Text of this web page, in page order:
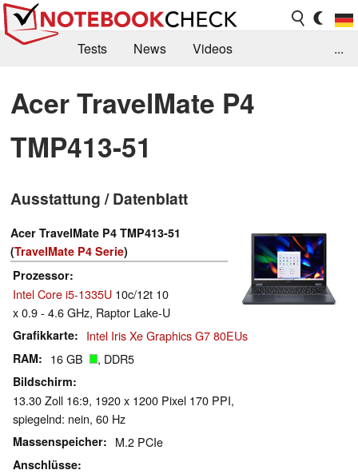
Tests News
Videos
Kaufberatung
Deals Suche
Jobs
Forum
...
Acer TravelMate P4
TMP413-51
Ausstattung / Datenblatt
Acer TravelMate P4 TMP413-51
(TravelMate P4 Serie)
Prozessor
Intel Core i5-1335U 10c/12t 10
x 0.9 - 4.6 GHz, Raptor Lake-U
Grafikkarte Intel Iris Xe Graphics G7 80EUs
RAM 16 GB , DDR5
Bildschirm
13.30 Zoll 16:9, 1920 x 1200 Pixel 170 PPI,
spiegelnd: nein, 60 Hz
Massenspeicher M.2 PCIe
Anschlüsse